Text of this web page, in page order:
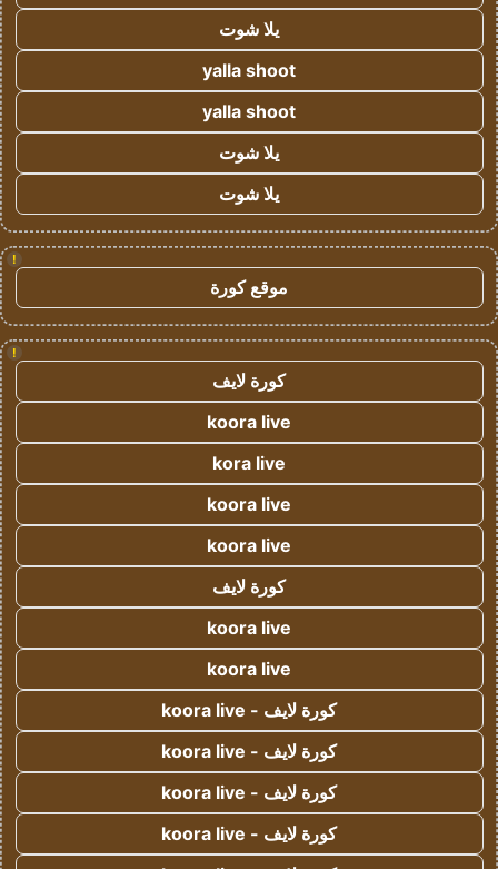
يلا شوت
yalla shoot
yalla shoot
يلا شوت
يلا شوت
!
موقع كورة
!
كورة لايف
koora live
kora live
koora live
koora live
كورة لايف
koora live
koora live
كورة لايف - koora live
كورة لايف - koora live
كورة لايف - koora live
كورة لايف - koora live